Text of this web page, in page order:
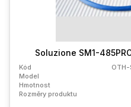
Soluzione SM1-
Kód
OTH-
Model
Hmotnost
Rozměry produktu